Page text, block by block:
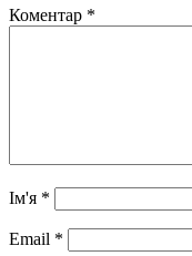
Коментар *
Ім'я *
Email *